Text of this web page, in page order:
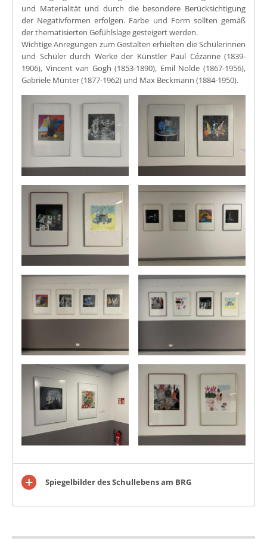
und Materialität und durch die besondere Berücksichtigung
der Negativformen erfolgen. Farbe und Form sollten gemäß
der thematisierten Gefühlslage gesteigert werden.
Wichtige Anregungen zum Gestalten erhielten die Schülerinnen
und Schüler durch Werke der Künstler Paul Cézanne (1839-
1906), Vincent van Gogh (1853-1890), Emil Nolde (1867-1956),
Gabriele Münter (1877-1962) und Max Beckmann (1884-1950).
Spiegelbilder des Schullebens am BRG